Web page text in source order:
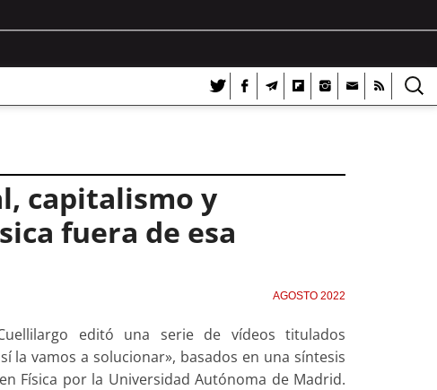
capitalismo y
fuera de esa
AGOSTO 2022
editó una serie de vídeos titulados
la vamos a solucionar», basados en una síntesis
Física por la Universidad Autónoma de Madrid.